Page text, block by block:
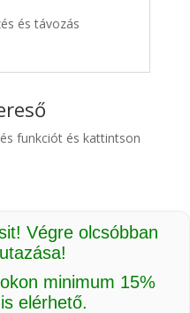
és távozás
funkciót és kattintson
Végre olcsóbban
minimum 15%
elérhető.